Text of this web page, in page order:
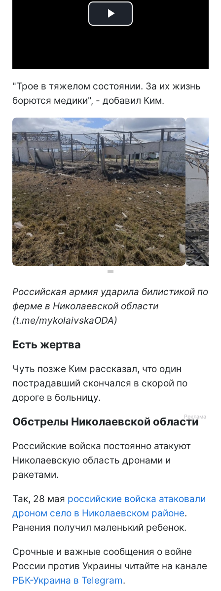
Play
"Трое в тяжелом состоянии. За их жизнь
борются медики", - добавил Ким.
Российская армия ударила билистикой по
ферме в Николаевской области
(t.me/mykolaivskaODA)
Есть жертва
Чуть позже Ким рассказал, что один
пострадавший скончался в скорой по
дороге в больницу.
Обстрелы Николаевской области
Российские войска постоянно атакуют
Николаевскую область дронами и
ракетами.
Так, 28 мая российские войска атаковали
дроном село в Николаевском районе.
Ранения получил маленький ребенок.
Срочные и важные сообщения о войне
России против Украины читайте на канале
РБК-Украина в Telegram.